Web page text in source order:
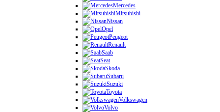
Mercedes
Mitsubishi
Nissan
Opel
Peugeot
Renault
Saab
Seat
Skoda
Subaru
Suzuki
Toyota
Volkswagen
Volvo